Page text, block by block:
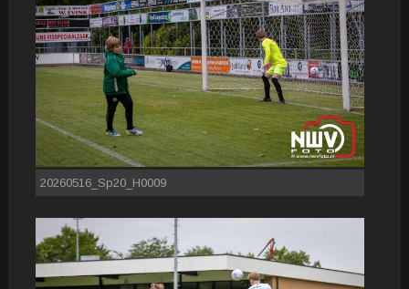
20260516_Sp20_H0009